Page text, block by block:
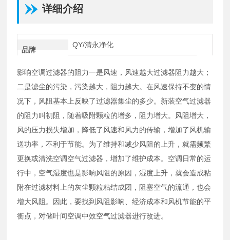
详细介绍
品牌
QY/清永净化
影响空调过滤器的阻力一是风速，风速越大过滤器阻力越大；
二是滤尘的污染，污染越大，阻力越大。在风速保持不变的情
况下，风阻基本上反映了过滤器集尘的多少。新装空气过滤器
的阻力叫初阻，随着吸附颗粒的增多，阻力增大。风阻增大，
风的压力损失增加，降低了风速和风力的传输，增加了风机输
送功率，不利于节能。为了维持和减少风阻的上升，就需频繁
更换或清洗空调空气过滤器，增加了维护成本。空调日常的运
行中，空气湿度也是影响风阻的原因，湿度上升，就会造成粘
附在过滤材料上的灰尘颗粒粘结成团，阻塞空气的流通，也会
增大风阻。因此，要找到风阻影响、经济成本和风机节能的平
衡点，对储叶间空调中效空气过滤器进行改进。